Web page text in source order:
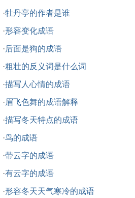
·牡丹亭的作者是谁
·形容变化成语
·后面是狗的成语
·粗壮的反义词是什么词
·描写人心情的成语
·眉飞色舞的成语解释
·描写冬天特点的成语
·鸟的成语
·带云字的成语
·有云字的成语
·形容冬天天气寒冷的成语